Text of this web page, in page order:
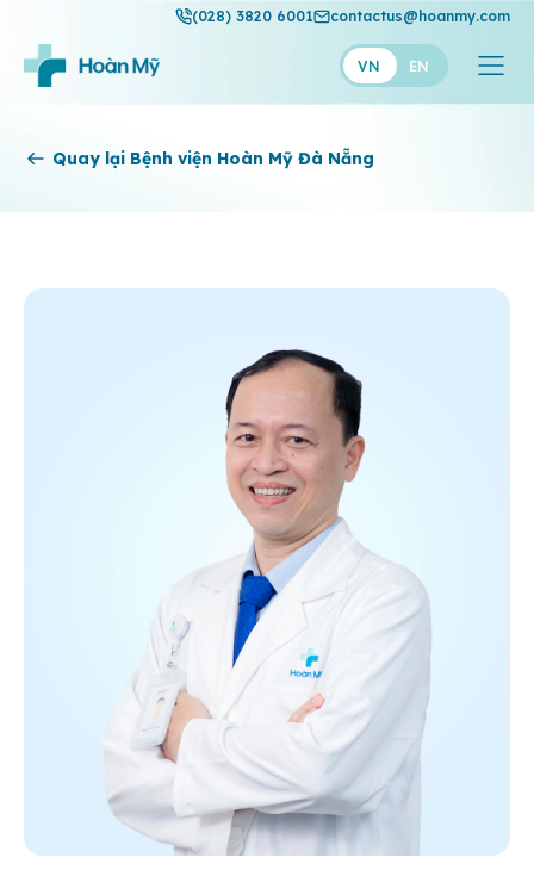
(028) 3820 6001 contactus@hoanmy.com
VN EN
Hoàn Mỹ
Thuận Mỹ
Quay lại Bệnh viện Hoàn Mỹ Đà Nẵng